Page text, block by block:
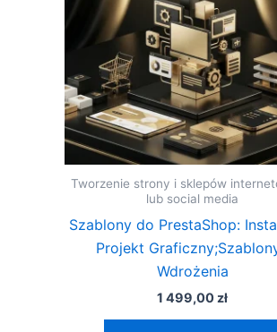
Tworzenie strony i sklepów
lub social media
Szablony do PrestaShop:
Projekt
Wdrożenia
1 499,00 zł